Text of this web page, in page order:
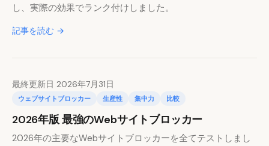
し、実際の効果でランク付けしました。
記事を読む →
最終更新日 2026年7月31日
ウェブサイトブロッカー 生産性 集中力 比較
2026年版 最強のWebサイトブロッカー
2026年の主要なWebサイトブロッカーを全てテストしまし